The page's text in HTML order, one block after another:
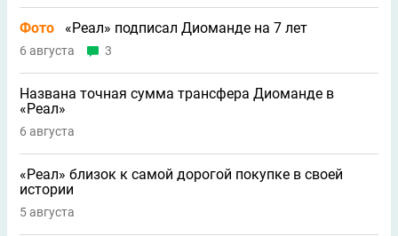
Фото «Реал» подписал Диоманде на 7 лет
6 августа 3
Названа точная сумма трансфера Диоманде в
«Реал»
6 августа
«Реал» близок к самой дорогой покупке в своей
истории
5 августа